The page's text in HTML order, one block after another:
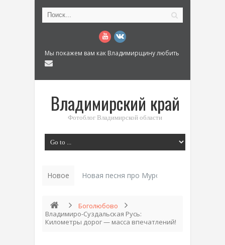
Мы покажем вам как Владимирщину любить
Владимирский край
Фотоблог Владимирской области
Новое История_
Боголюбово
Владимиро-Суздальская Русь:
Километры дорог — масса впечатлений!